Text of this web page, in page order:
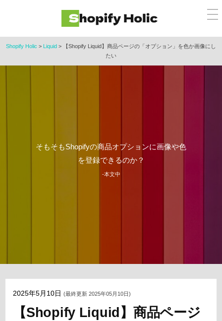
ン
メ
ニ
ー
Shopify Holic > Liquid >
【Shopify Liquid】商品ページの「オプション」を色か画像にし
たい
そもそもShopifyの商品オプションに画像や色
を登録できるのか？
-本文中
2025年5月10日 (最終更新 2025年05月10日)
【Shopify Liquid】商品ページ